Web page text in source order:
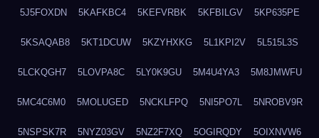
5J5FOXDN 5KAFKBC4 5KEFVRBK 5KFBILGV 5KP635PE
5KSAQAB8 5KT1DCUW 5KZYHXKG 5L1KPI2V 5L515L3S
5LCKQGH7 5LOVPA8C 5LY0K9GU 5M4U4YA3 5M8JMWFU
5MC4C6M0 5MOLUGED 5NCKLFPQ 5NI5PO7L 5NROBV9R
5NSPSK7R 5NYZ03GV 5NZ2F7XQ 5OGIRQDY 5OIXNVW6